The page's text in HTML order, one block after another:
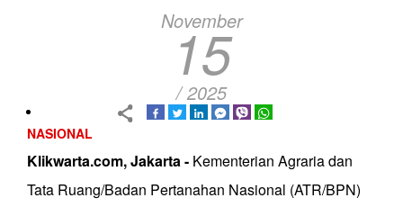
November
15
/ 2025
NASIONAL
Klikwarta.com, Jakarta - Kementerian Agraria dan
Tata Ruang/Badan Pertanahan Nasional (ATR/BPN)